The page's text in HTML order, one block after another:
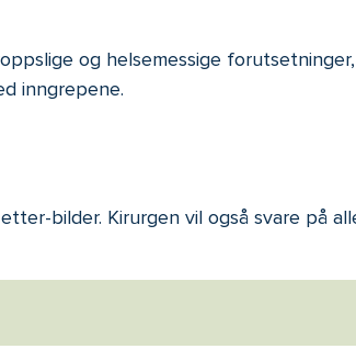
og helsemessige
inngrepene.
bilder. Kirurgen vil også svare på